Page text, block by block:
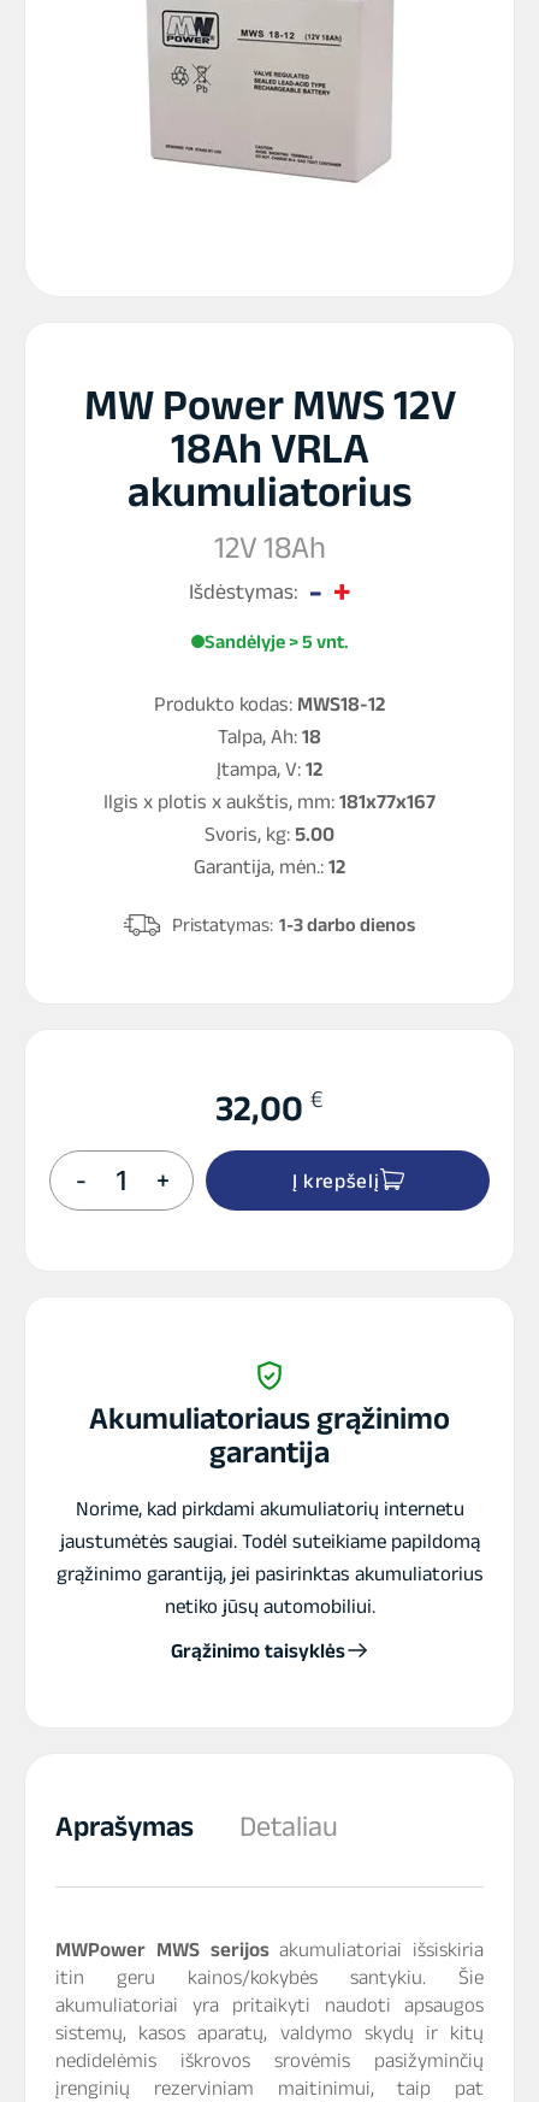
MW Power MWS 12V
18Ah VRLA
akumuliatorius
12V 18Ah
Išdėstymas:
Sandėlyje > 5 vnt.
Produkto kodas: MWS18-12
Talpa, Ah: 18
Įtampa, V: 12
Ilgis x plotis x aukštis, mm: 181x77x167
Svoris, kg: 5.00
Garantija, mėn.: 12
Pristatymas: 1-3 darbo dienos
32,00 €
-
produkto
kiekis:
MW
+ Į krepšelį
Akumuliatoriaus grąžinimo
garantija
Norime, kad pirkdami akumuliatorių internetu
jaustumėtės saugiai. Todėl suteikiame papildomą
grąžinimo garantiją, jei pasirinktas akumuliatorius
netiko jūsų automobiliui.
Grąžinimo taisyklės
Aprašymas Detaliau
MWPower MWS serijosakumuliatoriai išsiskiria
itin geru kainos/kokybės santykiu. Šie
akumuliatoriai yra pritaikyti naudoti apsaugos
sistemų, kasos aparatų, valdymo skydų ir kitų
nedidelėmis iškrovos srovėmis pasižyminčių
įrenginių rezerviniam maitinimui, taip pat